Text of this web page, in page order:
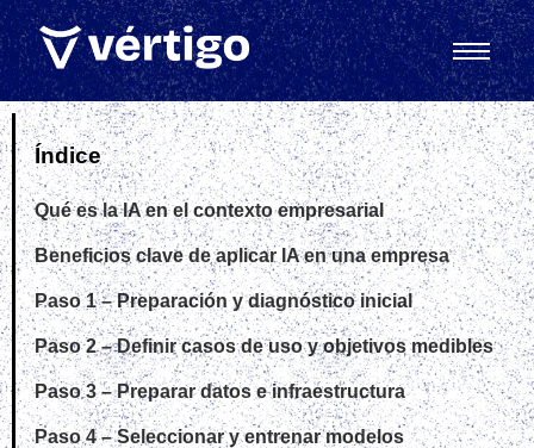
Índice
Qué es la IA en el contexto empresarial
Beneficios clave de aplicar IA en una empresa
Paso 1 – Preparación y diagnóstico inicial
Paso 2 – Definir casos de uso y objetivos medibles
Paso 3 – Preparar datos e infraestructura
Paso 4 – Seleccionar y entrenar modelos